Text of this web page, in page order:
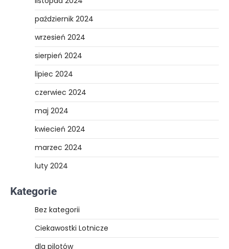
październik 2024
wrzesień 2024
sierpień 2024
lipiec 2024
czerwiec 2024
maj 2024
kwiecień 2024
marzec 2024
luty 2024
Kategorie
Bez kategorii
Ciekawostki Lotnicze
dla pilotów